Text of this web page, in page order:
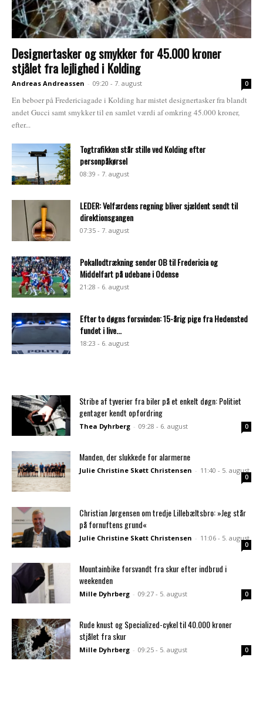
Designertasker og smykker for 45.000 kroner
stjålet fra lejlighed i Kolding
Andreas Andreassen - 09:20 - 7. august 0
En beboer på Fredericiagade i Kolding har mistet designertasker fra blandt
andet Gucci samt smykker til en samlet værdi af omkring 45.000 kroner,
efter...
Togtrafikken står stille ved Kolding efter
personpåkørsel
08:39 - 7. august
LEDER: Velfærdens regning bliver sjældent sendt til
direktionsgangen
07:35 - 7. august
Pokallodtrækning sender OB til Fredericia og
Middelfart på udebane i Odense
21:28 - 6. august
Efter to døgns forsvinden: 15-årig pige fra Hedensted
fundet i live...
18:23 - 6. august
Stribe af tyverier fra biler på et enkelt døgn: Politiet
gentager kendt opfordring
Thea Dyhrberg - 09:28 - 6. august 0
Manden, der slukkede for alarmerne
Julie Christine Skøtt Christensen - 11:40 - 5. august
0
Christian Jørgensen om tredje Lillebæltsbro: »Jeg står
på fornuftens grund«
Julie Christine Skøtt Christensen - 11:06 - 5. august
0
Mountainbike forsvandt fra skur efter indbrud i
weekenden
Mille Dyhrberg - 09:27 - 5. august 0
Rude knust og Specialized-cykel til 40.000 kroner
stjålet fra skur
Mille Dyhrberg - 09:25 - 5. august 0